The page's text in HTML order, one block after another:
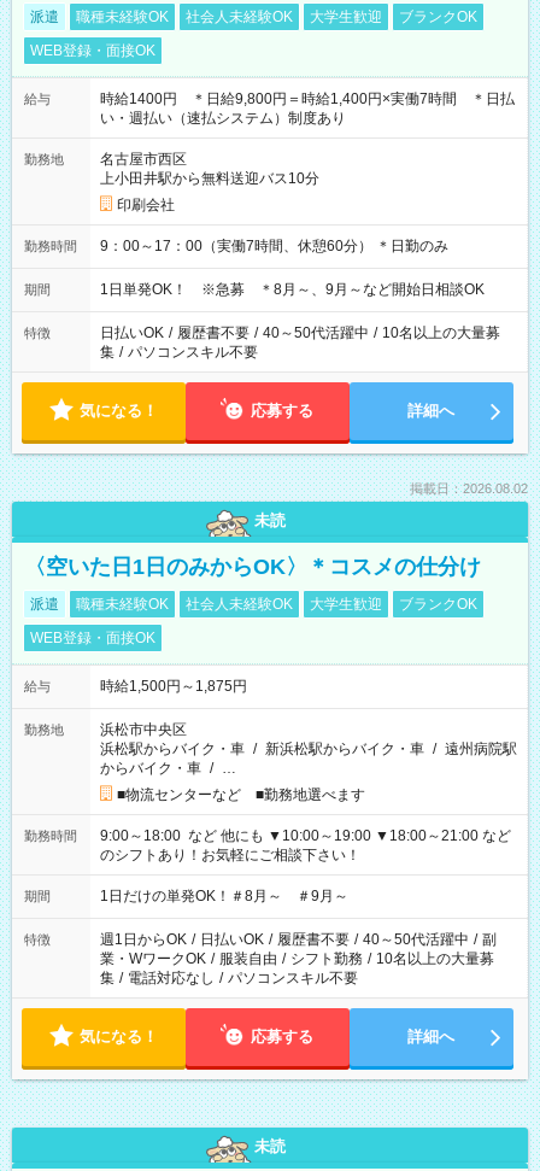
派遣 職種未経験OK 社会人未経験OK 大学生歓迎
ブランクOK
WEB登録・面接OK
給与
時給1400円 ＊日給9,800円＝時給1,400円×実働7時間 ＊日払
い・週払い（速払システム）制度あり
勤務地
名古屋市西区
上小田井駅から無料送迎バス10分
印刷会社
勤務時間 9：00～17：00（実働7時間、休憩60分） ＊日勤のみ
期間 1日単発OK！ ※急募 ＊8月～、9月～など開始日相談OK
特徴 日払いOK / 履歴書不要 / 40～50代活躍中 / 10名以上の大量募
集 / パソコンスキル不要
気になる！ 応募する 詳細へ
掲載日：2026.08.02
未読
〈空いた日1日のみからOK〉＊コスメの仕分け
派遣 職種未経験OK 社会人未経験OK 大学生歓迎
ブランクOK
WEB登録・面接OK
給与 時給1,500円～1,875円
勤務地
浜松市中央区
浜松駅からバイク・車 / 新浜松駅からバイク・車 / 遠州病院駅
からバイク・車 / …
■物流センターなど ■勤務地選べます
勤務時間
9:00～18:00 など 他にも ▼10:00～19:00 ▼18:00～21:00 など
のシフトあり！お気軽にご相談下さい！
期間 1日だけの単発OK！＃8月～ ＃9月～
特徴 週1日からOK / 日払いOK / 履歴書不要 / 40～50代活躍中 / 副
業・WワークOK / 服装自由 / シフト勤務 / 10名以上の大量募
集 / 電話対応なし / パソコンスキル不要
気になる！ 応募する 詳細へ
未読